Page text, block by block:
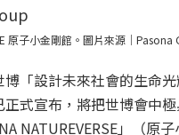
原子小金剛館。圖片來源｜Pasona
「設計未來社會的生命
式宣布，將把世博會中
NATUREVERSE」（原子